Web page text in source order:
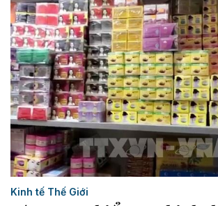
Kinh tế Thế Giới